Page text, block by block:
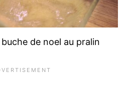
de noel au pralin